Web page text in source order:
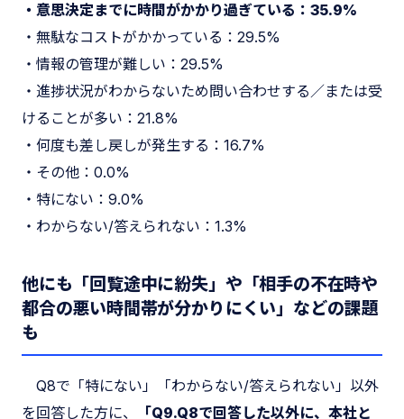
・意思決定までに時間がかかり過ぎている：35.9%
・無駄なコストがかかっている：29.5%
・情報の管理が難しい：29.5%
・進捗状況がわからないため問い合わせする／または受
けることが多い：21.8%
・何度も差し戻しが発生する：16.7%
・その他：0.0%
・特にない：9.0%
・わからない/答えられない：1.3%
他にも「回覧途中に紛失」や「相手の不在時や
都合の悪い時間帯が分かりにくい」などの課題
も
Q8で「特にない」「わからない/答えられない」以外
を回答した方に、
「Q9.Q8で回答した以外に、本社と